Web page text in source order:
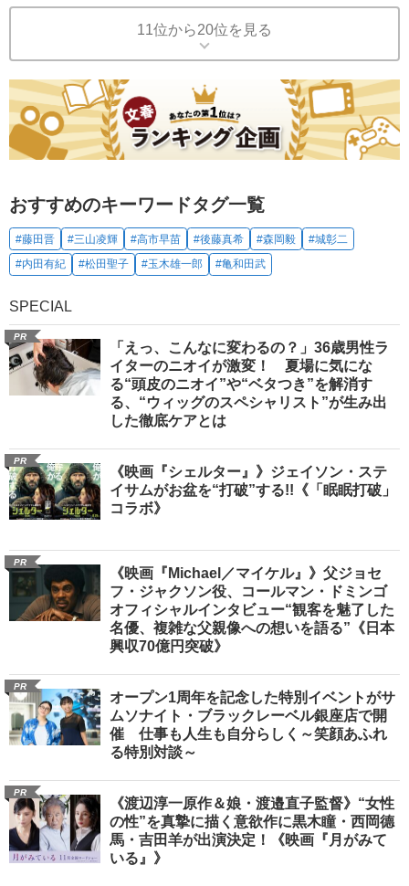
11位から20位を見る
おすすめのキーワードタグ一覧
#藤田晋 #三山凌輝 #高市早苗 #後藤真希 #森岡毅
#城彰二
#内田有紀
#松田聖子 #玉木雄一郎 #亀和田武
SPECIAL
PR
「えっ、こんなに変わるの？」36歳男性ラ
イターのニオイが激変！ 夏場に気にな
る“頭皮のニオイ”や“ベタつき”を解消す
る、“ウィッグのスペシャリスト”が生み出
した徹底ケアとは
PR
《映画『シェルター』》ジェイソン・ステ
イサムがお盆を“打破”する!!《「眠眠打破」
コラボ》
PR
《映画『Michael／マイケル』》父ジョセ
フ・ジャクソン役、コールマン・ドミンゴ
オフィシャルインタビュー“観客を魅了した
名優、複雑な父親像への想いを語る”《日本
興収70億円突破》
PR
オープン1周年を記念した特別イベントがサ
ムソナイト・ブラックレーベル銀座店で開
催 仕事も人生も自分らしく～笑顔あふれ
る特別対談～
PR
《渡辺淳一原作＆娘・渡邉直子監督》“女性
の性”を真摯に描く意欲作に黒木瞳・西岡德
馬・吉田羊が出演決定！《映画『月がみて
いる』》